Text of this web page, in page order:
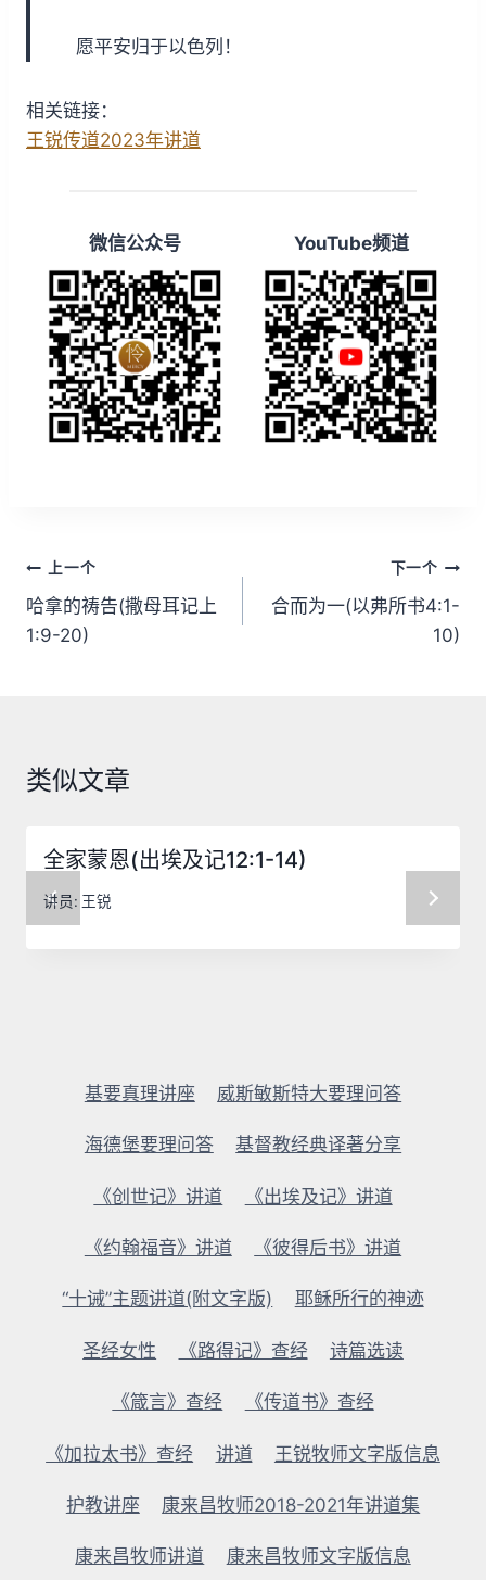
愿平安归于以色列！
相关链接：
王锐传道2023年讲道
微信公众号 YouTube频道
文
章
导
上一个
哈拿的祷告(撒母耳记上
1:9-20)
下一个
合而为一(以弗所书4:1-
10)
类似文章
全家蒙恩(出埃及记12:1-14)
讲员: 王锐
基要真理讲座 威斯敏斯特大要理问答
海德堡要理问答 基督教经典译著分享
《创世记》讲道 《出埃及记》讲道
《约翰福音》讲道 《彼得后书》讲道
“十诫”主题讲道(附文字版) 耶稣所行的神迹
圣经女性 《路得记》查经 诗篇选读
《箴言》查经 《传道书》查经
《加拉太书》查经 讲道 王锐牧师文字版信息
护教讲座 康来昌牧师2018-2021年讲道集
康来昌牧师讲道 康来昌牧师文字版信息